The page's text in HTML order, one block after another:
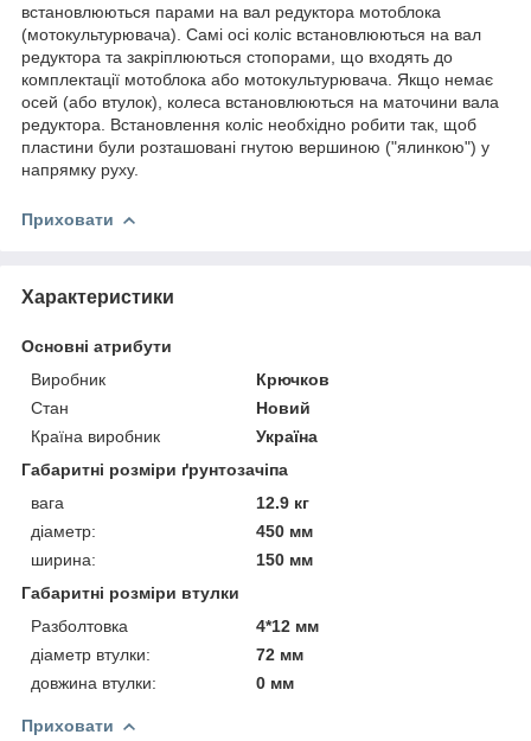
встановлюються парами на вал редуктора мотоблока
(мотокультурювача). Самі осі коліс встановлюються на вал
редуктора та закріплюються стопорами, що входять до
комплектації мотоблока або мотокультурювача. Якщо немає
осей (або втулок), колеса встановлюються на маточини вала
редуктора. Встановлення коліс необхідно робити так, щоб
пластини були розташовані гнутою вершиною ("ялинкою") у
напрямку руху.
Приховати
Характеристики
Основні атрибути
Виробник
Крючков
Стан
Новий
Країна виробник
Україна
Габаритні розміри ґрунтозачіпа
вага
12.9 кг
діаметр:
450 мм
ширина:
150 мм
Габаритні розміри втулки
Разболтовка
4*12 мм
діаметр втулки:
72 мм
довжина втулки:
0 мм
Приховати